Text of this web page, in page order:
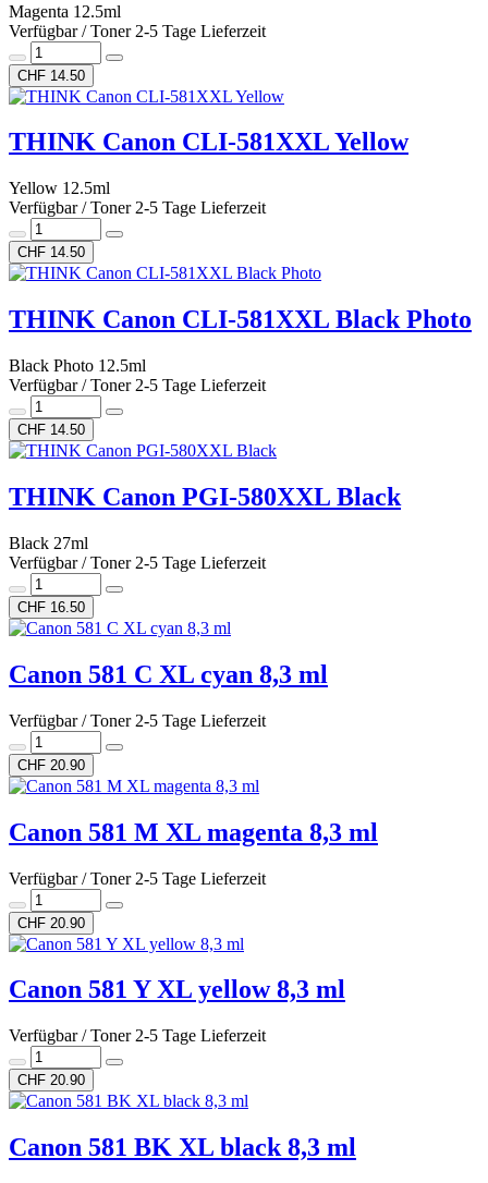
Magenta 12.5ml
Verfügbar / Toner 2-5 Tage Lieferzeit
CHF 14.50
THINK Canon CLI-581XXL Yellow
Yellow 12.5ml
Verfügbar / Toner 2-5 Tage Lieferzeit
CHF 14.50
THINK Canon CLI-581XXL Black Photo
Black Photo 12.5ml
Verfügbar / Toner 2-5 Tage Lieferzeit
CHF 14.50
THINK Canon PGI-580XXL Black
Black 27ml
Verfügbar / Toner 2-5 Tage Lieferzeit
CHF 16.50
Canon 581 C XL cyan 8,3 ml
Verfügbar / Toner 2-5 Tage Lieferzeit
CHF 20.90
Canon 581 M XL magenta 8,3 ml
Verfügbar / Toner 2-5 Tage Lieferzeit
CHF 20.90
Canon 581 Y XL yellow 8,3 ml
Verfügbar / Toner 2-5 Tage Lieferzeit
CHF 20.90
Canon 581 BK XL black 8,3 ml